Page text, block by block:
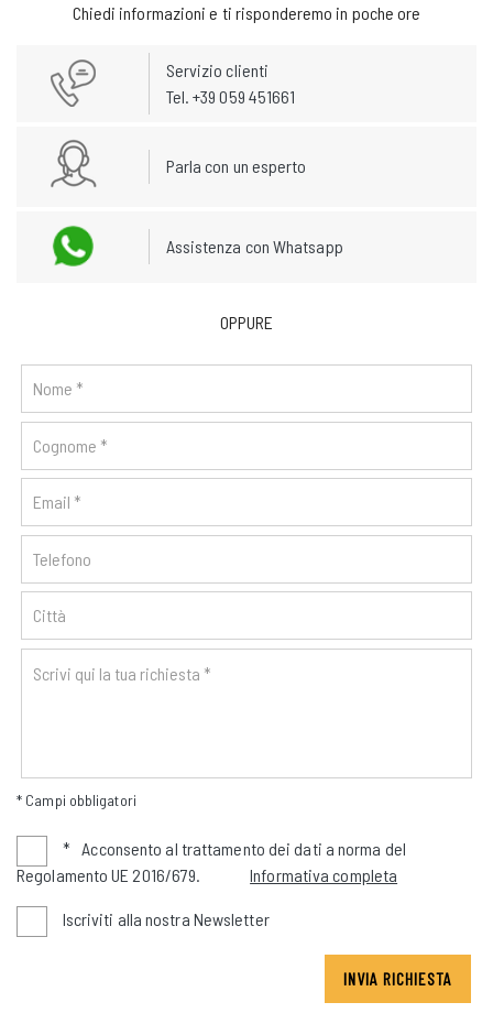
Chiedi informazioni e ti risponderemo in poche ore
Servizio clienti
Tel. +39 059 451661
Parla con un esperto
Assistenza con Whatsapp
OPPURE
* Campi obbligatori
* Acconsento al trattamento dei dati a norma del
Regolamento UE 2016/679.
Informativa completa
Iscriviti alla nostra Newsletter
INVIA RICHIESTA